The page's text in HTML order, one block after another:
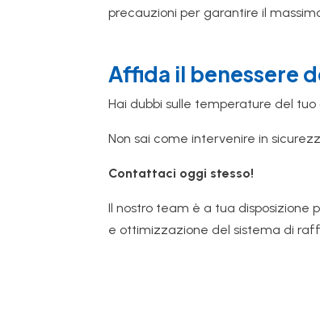
precauzioni per garantire il
Affida il benessere
Hai dubbi sulle temperature del
Non sai come intervenire in
Contattaci oggi stesso!
Il nostro team è a tua disposizione
e ottimizzazione del sistema di